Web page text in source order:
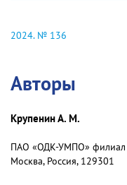
2024. № 136
Авторы
Крупенин А. М.
ПАО «ОДК-УМПО» филиал
Москва, Россия, 129301